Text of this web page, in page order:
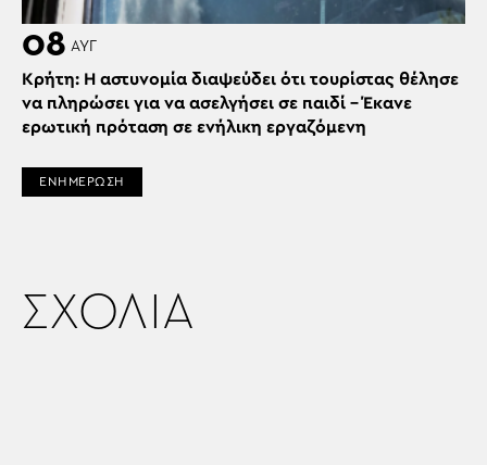
08 ΑΥΓ
Κρήτη: Η αστυνομία διαψεύδει ότι τουρίστας θέλησε
να πληρώσει για να ασελγήσει σε παιδί – Έκανε
ερωτική πρόταση σε ενήλικη εργαζόμενη
ΕΝΗΜΕΡΩΣΗ
ΣΧΟΛΙΑ